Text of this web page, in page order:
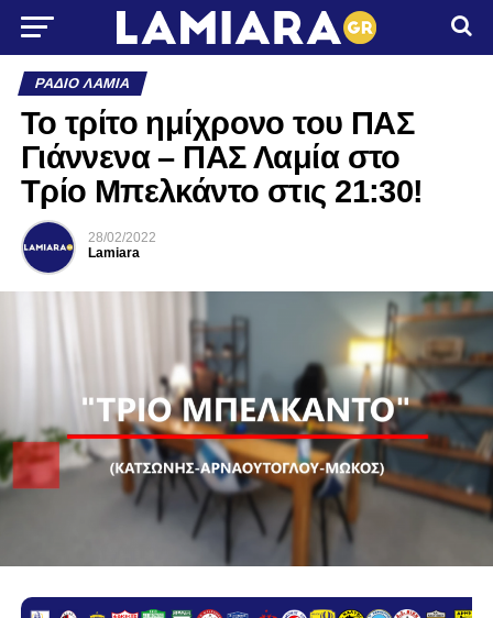
ΡΆΔΙΟ ΛΑΜΊΑ
Το τρίτο ημίχρονο του ΠΑΣ
Γιάννενα – ΠΑΣ Λαμία στο
Τρίο Μπελκάντο στις 21:30!
28/02/2022
Lamiara